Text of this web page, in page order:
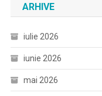
ARHIVE
iulie 2026
iunie 2026
mai 2026